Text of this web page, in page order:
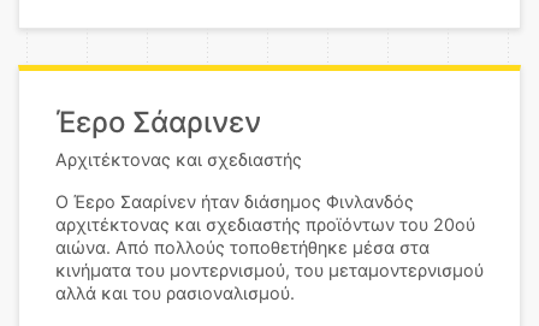
Έερο Σάαρινεν
Αρχιτέκτονας και σχεδιαστής
Ο Έερο Σααρίνεν ήταν διάσημος Φινλανδός
αρχιτέκτονας και σχεδιαστής προϊόντων του 20ού
αιώνα. Από πολλούς τοποθετήθηκε μέσα στα
κινήματα του μοντερνισμού, του μεταμοντερνισμού
αλλά και του ρασιοναλισμού.